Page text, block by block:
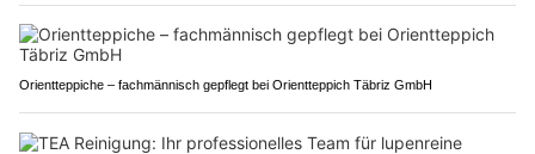
Orientteppiche – fachmännisch gepflegt bei Orientteppich Täbriz GmbH